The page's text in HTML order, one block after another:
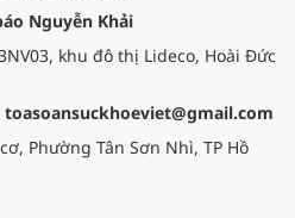
Nguyễn Khải
khu đô thị Lideco, Hoài Đức
toasoansuckhoeviet@gmail.com
Phường Tân Sơn Nhì, TP Hồ